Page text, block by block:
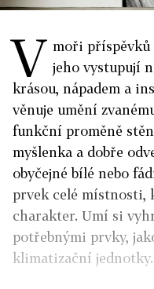
V moři
jeho vystupují
krásou, nápadem a
věnuje umění
funkční proměně
myšlenka a dobře
obyčejné bílé nebo
prvek celé místnosti,
charakter. Umí si
potřebnými prvky,
klimatizační jednotky.